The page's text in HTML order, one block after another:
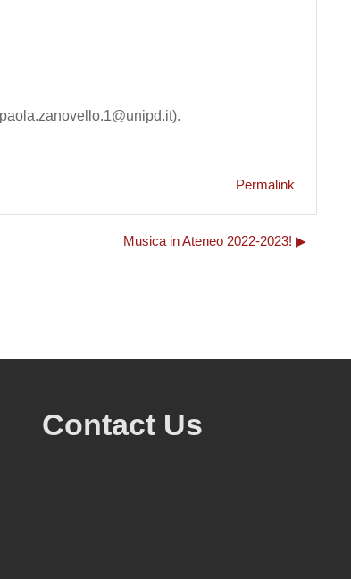
Permalink
Musica in Ateneo 2022-2023! ▶︎
Contact Us